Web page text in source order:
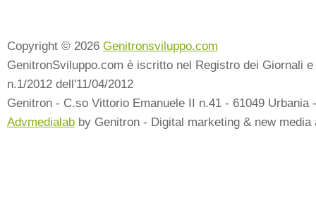
Copyright © 2026 Genitronsviluppo.com
GenitronSviluppo.com è iscritto nel Registro dei Giornali
n.1/2012 dell'11/04/2012
Genitron - C.so Vittorio Emanuele II n.41 - 61049 Urbania
Advmedialab by Genitron - Digital marketing & new media